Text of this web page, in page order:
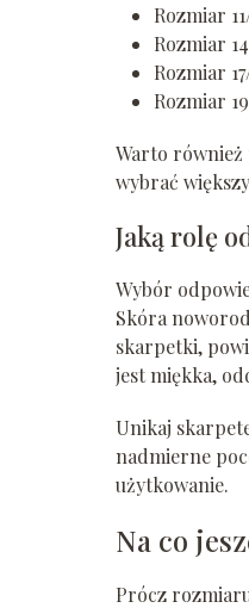
Rozmiar
Rozmiar
Rozmiar
Rozmiar
Warto również
wybrać
Jaką rolę
Wybór
Skóra
skarpetki,
jest miękka,
Unikaj
nadmierne
użytkowanie.
Na co
Prócz